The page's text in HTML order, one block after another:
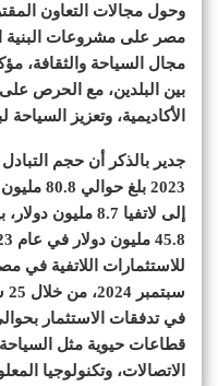
وحول مجالات التعاون
مصر على مشروعات البنية
مجال السياحة والثقافة،
بين البلدين، مع الحرص على
الأكاديمية، وتعزيز
جدير بالذكر أن حجم
2023
إلى لاتفيا 8.7
قطاعات حيوية مثل
الاتصالات، وتكنولوجيا